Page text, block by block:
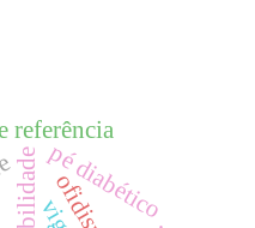
referência
pé diabético